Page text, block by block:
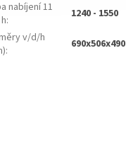
nabíjení 11
:
1240 - 1550
v/d/h
: 690x506x490